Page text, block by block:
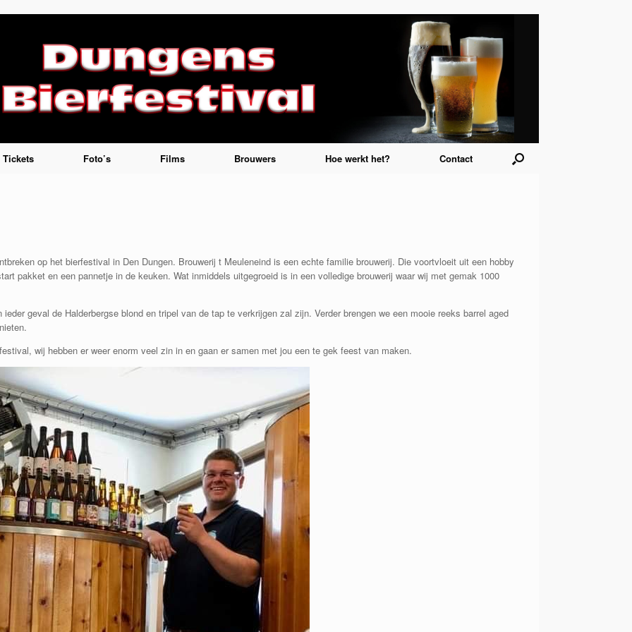
Tickets Foto’s Films Brouwers Hoe werkt het? Contact
op het bierfestival in Den Dungen. Brouwerij t Meuleneind is een echte familie brouwerij. Die voortvloeit uit een hobby
pakket en een pannetje in de keuken. Wat inmiddels uitgegroeid is in een volledige brouwerij waar wij met gemak 1000
geval de Halderbergse blond en tripel van de tap te verkrijgen zal zijn. Verder brengen we een mooie reeks barrel aged
wij hebben er weer enorm veel zin in en gaan er samen met jou een te gek feest van maken.